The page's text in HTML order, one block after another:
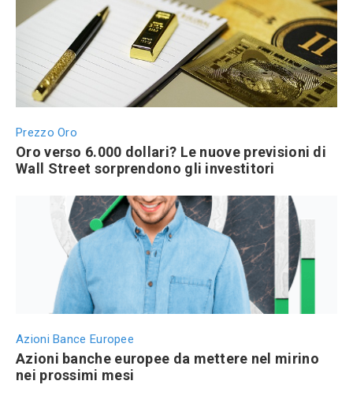
Prezzo Oro
Oro verso 6.000 dollari? Le nuove previsioni di
Wall Street sorprendono gli investitori
Azioni Bance Europee
Azioni banche europee da mettere nel mirino
nei prossimi mesi